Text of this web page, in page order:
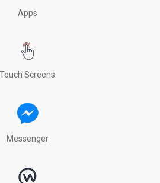
Apps
Touch Screens
Messenger